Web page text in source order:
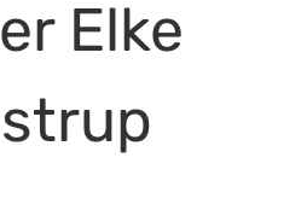
Elke